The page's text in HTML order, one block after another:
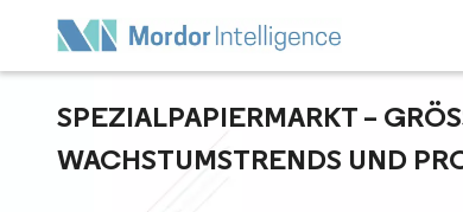
SPEZIALPAPIERMARKT –
ACHSTUMSTRENDS UND